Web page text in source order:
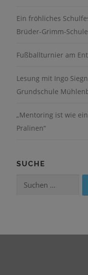
Ein fröhliches
Brüder-Grimm-Schule
Fußballturnier am
Lesung mit Ingo
Grundschule
„Mentoring ist wie
Pralinen“
SUCHE
Suchen